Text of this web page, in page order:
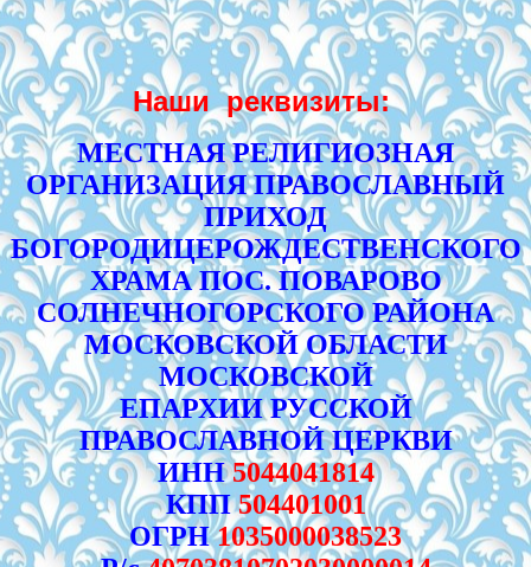
Наши реквизиты:
МЕСТНАЯ РЕЛИГИОЗНАЯ
ОРГАНИЗАЦИЯ ПРАВОСЛАВНЫЙ
ПРИХОД
БОГОРОДИЦЕРОЖДЕСТВЕНСКОГО
ХРАМА ПОС. ПОВАРОВО
СОЛНЕЧНОГОРСКОГО РАЙОНА
МОСКОВСКОЙ ОБЛАСТИ
МОСКОВСКОЙ
ЕПАРХИИ РУССКОЙ
ПРАВОСЛАВНОЙ ЦЕРКВИ
ИНН5044041814
КПП504401001
ОГРН1035000038523